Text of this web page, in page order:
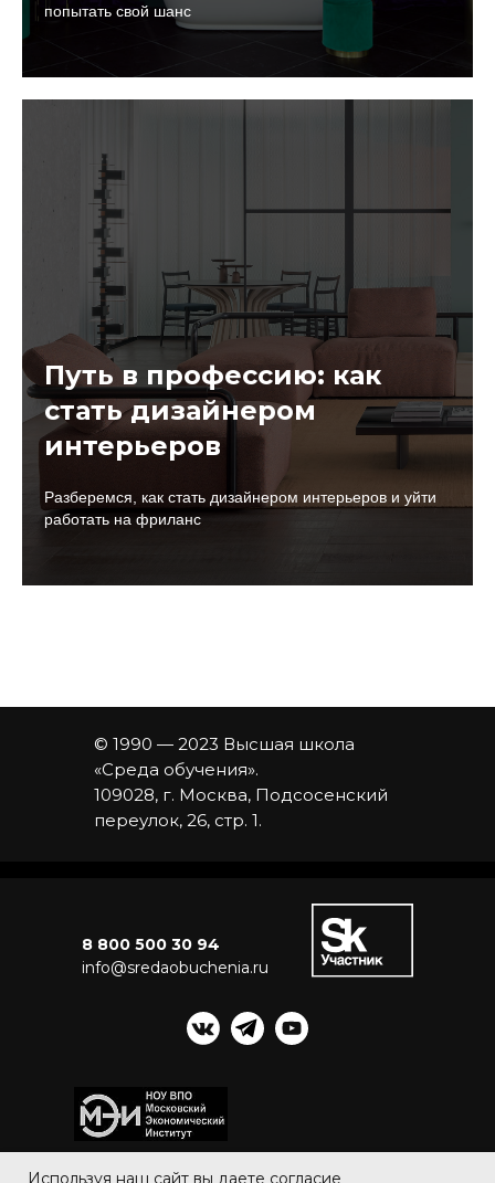
попытать свой шанс
Путь в профессию: как
стать дизайнером
интерьеров
Разберемся, как стать дизайнером интерьеров и уйти
работать на фриланс
© 1990 — 2023 Высшая школа
«Среда обучения».
109028, г. Москва, Подсосенский
переулок, 26, стр. 1.
8 800 500 30 94
info@sredaobuchenia.ru
Используя наш сайт вы даете согласие